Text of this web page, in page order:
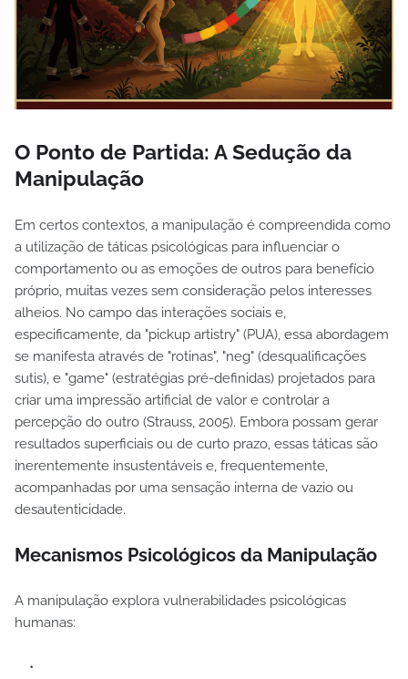
O Ponto de Partida: A Sedução da
Manipulação
Em certos contextos, a manipulação é compreendida como
a utilização de táticas psicológicas para influenciar o
comportamento ou as emoções de outros para benefício
próprio, muitas vezes sem consideração pelos interesses
alheios. No campo das interações sociais e,
especificamente, da "pickup artistry" (PUA), essa abordagem
se manifesta através de "rotinas", "neg" (desqualificações
sutis), e "game" (estratégias pré-definidas) projetados para
criar uma impressão artificial de valor e controlar a
percepção do outro (Strauss, 2005). Embora possam gerar
resultados superficiais ou de curto prazo, essas táticas são
inerentemente insustentáveis e, frequentemente,
acompanhadas por uma sensação interna de vazio ou
desautenticidade.
Mecanismos Psicológicos da Manipulação
A manipulação explora vulnerabilidades psicológicas
humanas: